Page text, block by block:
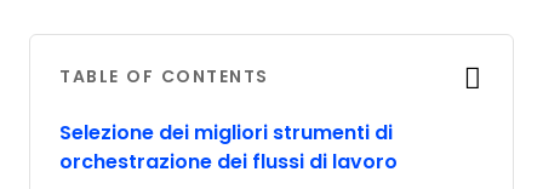
TABLE OF CONTENTS
Selezione dei migliori strumenti di
orchestrazione dei flussi di lavoro